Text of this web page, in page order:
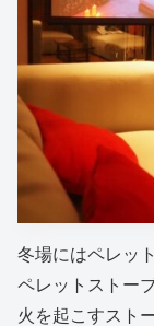
冬場にはペレッ
ペレットストー
火を起こすスト